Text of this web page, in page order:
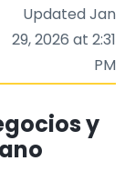
Updated Jan
29, 2026 at 2:31
PM
y